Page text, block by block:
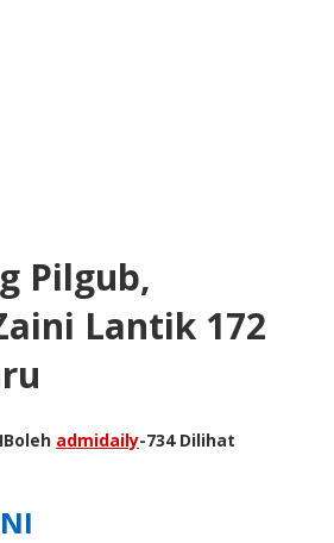
Pilgub,
Lantik 172
oleh admidaily-734 Dilihat